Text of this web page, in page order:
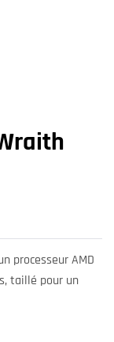
processeur AMD
taillé pour un